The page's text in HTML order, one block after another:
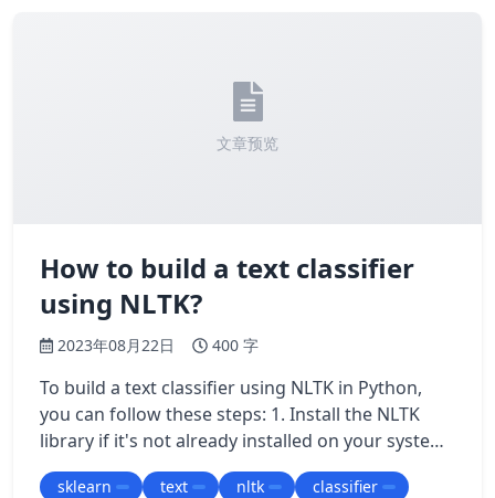
文章预览
How to build a text classifier
using NLTK?
2023年08月22日 400 字
To build a text classifier using NLTK in Python,
you can follow these steps: 1. Install the NLTK
library if it's not already installed on your system.
``` pip install nltk ``…
sklearn text nltk
classifier